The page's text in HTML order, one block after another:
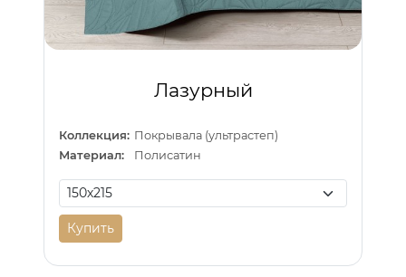
Лазурный
Коллекция: Покрывала (ультрастеп)
Материал:
Полисатин
Купить